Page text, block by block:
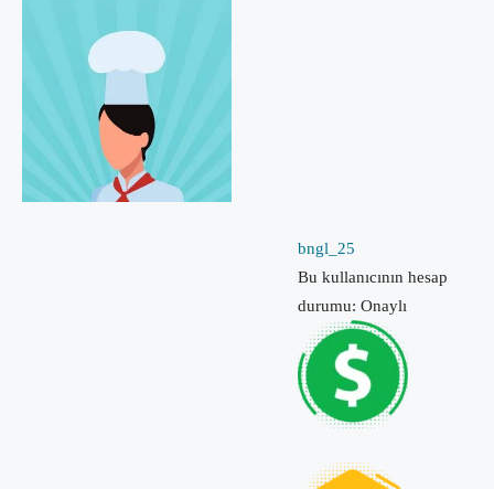
bngl_25
Bu kullanıcının hesap
durumu: Onaylı